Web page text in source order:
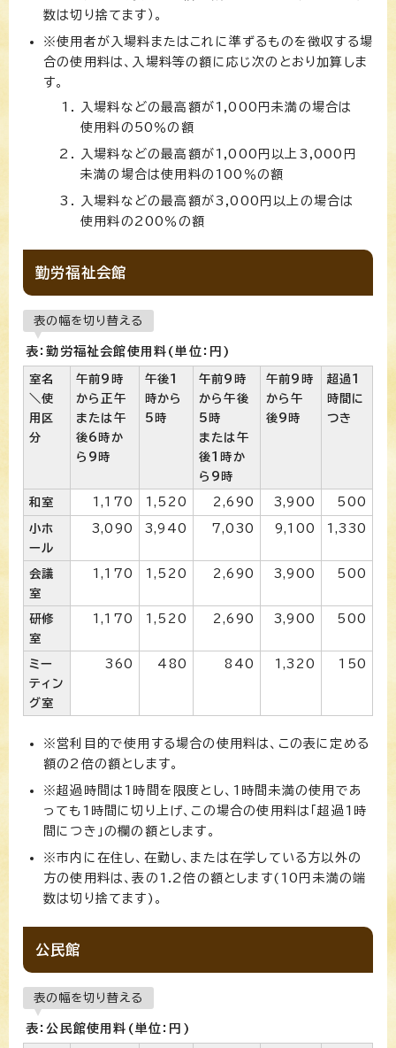
数は切り捨てます）。
※使用者が入場料またはこれに準ずるものを徴収する場
合の使用料は、入場料等の額に応じ次のとおり加算しま
す。
入場料などの最高額が1,000円未満の場合は
使用料の50％の額
入場料などの最高額が1,000円以上3,000円
未満の場合は使用料の100％の額
入場料などの最高額が3,000円以上の場合は
使用料の200％の額
勤労福祉会館
表の幅を切り替える
表：勤労福祉会館使用料(単位：円)
室名
＼使
用区
分
午前9時
から正午
または午
後6時か
ら9時
午後1
時から
5時
午前9時
から午後
5時
または午
後1時か
ら9時
午前9時
から午
後9時
超過1
時間に
つき
和室 1,170 1,520 2,690 3,900 500
小ホ
ール
3,090 3,940 7,030 9,100 1,330
会議
室
1,170 1,520 2,690 3,900 500
研修
室
1,170 1,520 2,690 3,900 500
ミー
ティン
グ室
360 480 840 1,320 150
※営利目的で使用する場合の使用料は、この表に定める
額の2倍の額とします。
※超過時間は1時間を限度とし、1時間未満の使用であ
っても1時間に切り上げ、この場合の使用料は「超過1時
間につき」の欄の額とします。
※市内に在住し、在勤し、または在学している方以外の
方の使用料は、表の1.2倍の額とします(10円未満の端
数は切り捨てます)。
公民館
表の幅を切り替える
表：公民館使用料(単位：円)